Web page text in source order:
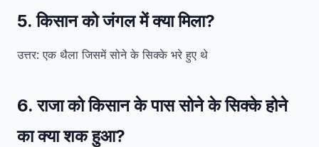
5. किसान को जंगल में क्या मिला?
उत्तर: एक थैला जिसमें सोने के सिक्के भरे हुए थे
6. राजा को किसान के पास सोने के सिक्के होने
का क्या शक हुआ?